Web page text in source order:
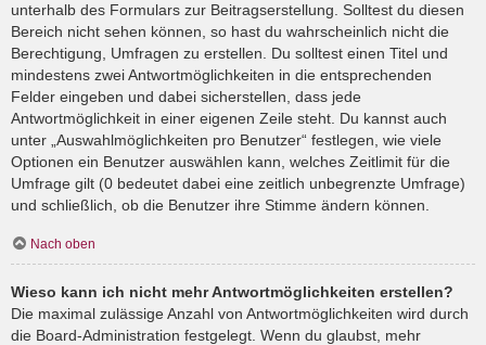
unterhalb des Formulars zur Beitragserstellung. Solltest du diesen
Bereich nicht sehen können, so hast du wahrscheinlich nicht die
Berechtigung, Umfragen zu erstellen. Du solltest einen Titel und
mindestens zwei Antwortmöglichkeiten in die entsprechenden
Felder eingeben und dabei sicherstellen, dass jede
Antwortmöglichkeit in einer eigenen Zeile steht. Du kannst auch
unter „Auswahlmöglichkeiten pro Benutzer“ festlegen, wie viele
Optionen ein Benutzer auswählen kann, welches Zeitlimit für die
Umfrage gilt (0 bedeutet dabei eine zeitlich unbegrenzte Umfrage)
und schließlich, ob die Benutzer ihre Stimme ändern können.
Nach oben
Wieso kann ich nicht mehr Antwortmöglichkeiten erstellen?
Die maximal zulässige Anzahl von Antwortmöglichkeiten wird durch
die Board-Administration festgelegt. Wenn du glaubst, mehr